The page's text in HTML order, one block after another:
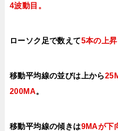
4波動目。
ローソク足で数えて5本の上昇
移動平均線の並びは上から
200MA。
移動平均線の傾きは9MAが下